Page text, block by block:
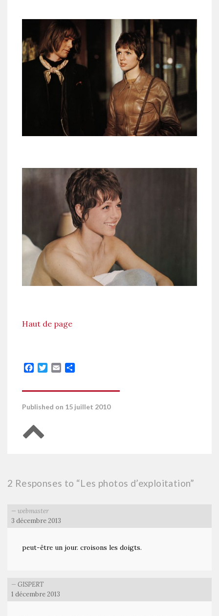
Haut de page
Facebook
TwitterEmail
Published on 15 juillet 2010
Retour en haut de page
2 Responses to “Les photos d’exploitation”
webmaster
3 décembre 2013
peut-être un jour. croisons les doigts.
GISPERT
1 décembre 2013